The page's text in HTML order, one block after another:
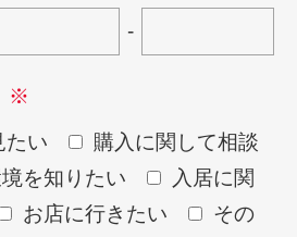
-
たい
購入に関して相談
を知りたい
入居に関
お店に行きたい
その